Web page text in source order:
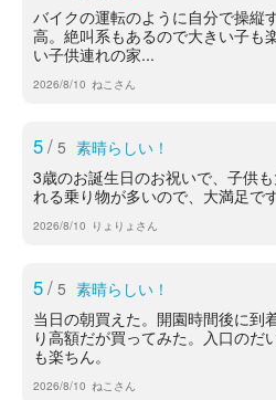
バイクの運転のように自分で操縦
高。絶叫系もあるので大きい子も
い子供連れの家...
2026/8/10 ねこさん
5/ 5 素晴らしい！
3歳のお誕生日のお祝いで、子供
れる乗り物が多いので、大満足で
2026/8/10 りょりょさん
5/ 5 素晴らしい！
当日の朝買えた。開園時間後に到
り高額だが買ってみた。入口のだ
も楽ちん。
2026/8/10 ねこさん